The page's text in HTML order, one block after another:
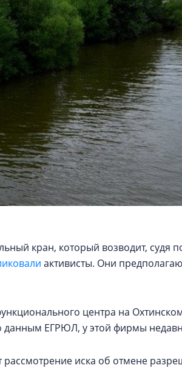
кран, который возводит, судя
активисты. Они
центра на
данным ЕГРЮЛ, у этой фирмы
иска об отмене